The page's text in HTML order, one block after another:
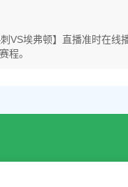
VS埃弗顿】直播准时在
程。